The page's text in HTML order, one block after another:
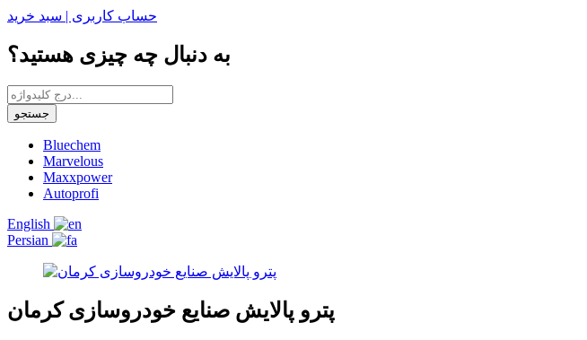
حساب کاربری | سبد خرید
به دنبال چه چیزی هستید؟
جستجو
Bluechem
Marvelous
Maxxpower
Autoprofi
English
Persian
پترو پالایش صنایع خودروسازی کرمان